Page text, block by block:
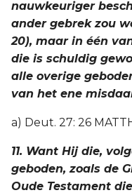
nauwkeuriger
ander gebrek zou
20), maar in één
die is schuldig
alle overige
van het ene
a) Deut. 27: 26
11. Want Hij die,
geboden, zoals de
Oude Testament